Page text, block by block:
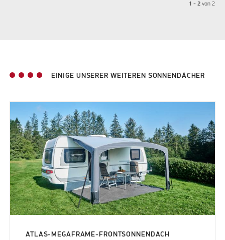
1 - 2 von2
EINIGE UNSERER WEITEREN SONNENDÄCHER
ATLAS-MEGAFRAME-FRONTSONNENDACH